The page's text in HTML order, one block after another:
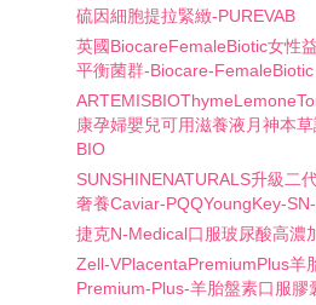
硫因細胞提拉緊緻-PUREVAB
英國BiocareFemaleBiotic女性
平衡菌群-Biocare-FemaleBiotic
康孕婦嬰兒可用滋養液月神本
BIO
SUNSHINENATURALS升級二
奢養Caviar-PQQYoungKey-
捷克N-Medical口服玻尿酸高濃
Zell-VPlacentaPremiumPlus羊
Premium-Plus-羊胎盤素口服膠